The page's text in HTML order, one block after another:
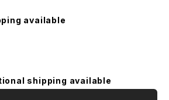
available
shipping available